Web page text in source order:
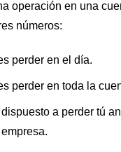
operación en una
números:
perder en el día.
perder en toda la
a perder tú